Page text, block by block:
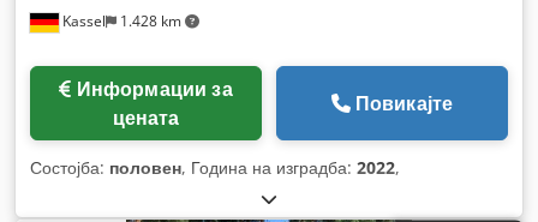
Kassel 1.428 km
цената
Повикајте
Состојба: половен, Година на изградба: 2022,